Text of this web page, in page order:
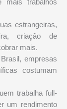
mais trabalhos
estrangeiras,
criação de
mais.
empresas
costumam
trabalha full-
um rendimento